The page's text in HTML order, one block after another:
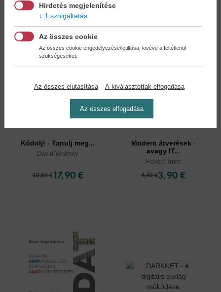
Kódolj! - Tanulj meg...
David Whitney
19,69 € 17,90 €
Modern átverések -
avagy IT...
Fekete Imre
4,49 €3,90 €
Hirdetés megjelenítése
1 szolgáltatás
Az összes cookie
Az összes cookie engedélyezése/letiltása, kivéve a feltétlenül
szükségeseket.
Az összes elutasítása A kiválasztottak elfogadása
Az összes elfogadása